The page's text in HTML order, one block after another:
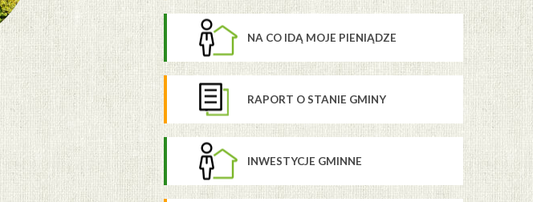
NA CO IDĄ MOJE PIENIĄDZE
RAPORT O STANIE GMINY
INWESTYCJE GMINNE